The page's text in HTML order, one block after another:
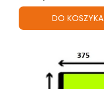
DO KOSZYKA